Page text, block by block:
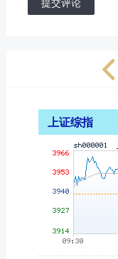
上证综指